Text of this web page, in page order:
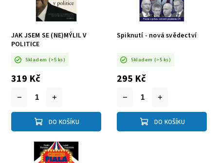
JAK JSEM SE (NE)MÝLIL V
POLITICE
Skladem (>5 ks)
319 Kč
DO KOŠÍKU
Spiknutí - nová svědectví
Skladem (>5 ks)
295 Kč
DO KOŠÍKU